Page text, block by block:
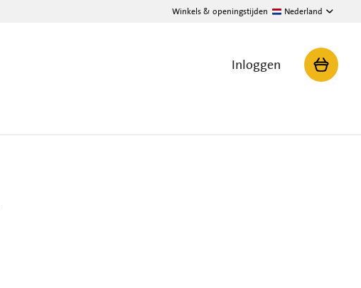
Winkels & openingstijden Nederland
Inloggen